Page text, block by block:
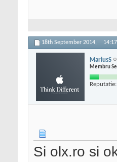
18th September 2014, 14:17
MariusS
Membru
Reputatie:
Si olx.ro si